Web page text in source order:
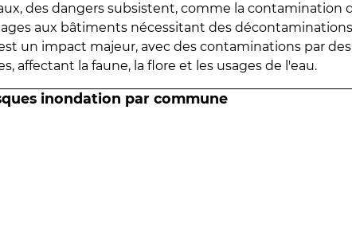
des dangers subsistent, comme la contamination
aux bâtiments nécessitant des
un impact majeur, avec des contaminations par
affectant la faune, la flore et les usages de l'eau.
inondation par commune